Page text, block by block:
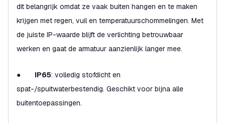
dit belangrijk omdat ze vaak buiten hangen en te maken
krijgen met regen, vuil en temperatuurschommelingen. Met
de juiste IP-waarde blijft de verlichting betrouwbaar
werken en gaat de armatuur aanzienlijk langer mee.
● IP65: volledig stofdicht en
spat-/spuitwaterbestendig. Geschikt voor bijna alle
buitentoepassingen.